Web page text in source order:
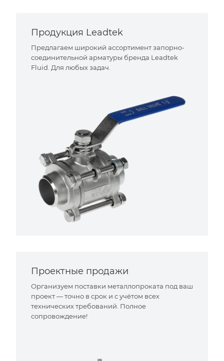
Продукция Leadtek
Предлагаем широкий ассортимент запорно-
соединительной арматуры бренда Leadtek
Fluid. Для любых задач.
Проектные продажи
Организуем поставки металлопроката под ваш
проект — точно в срок и с учётом всех
технических требований. Полное
сопровождение!